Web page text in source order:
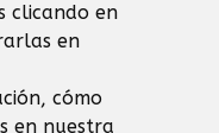
clicando en
en
cómo
en nuestra